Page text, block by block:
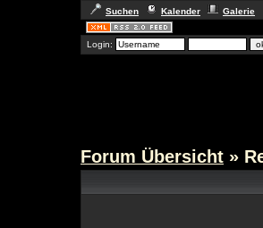
Suchen Kalender Galerie
Login:
Forum Übersicht »